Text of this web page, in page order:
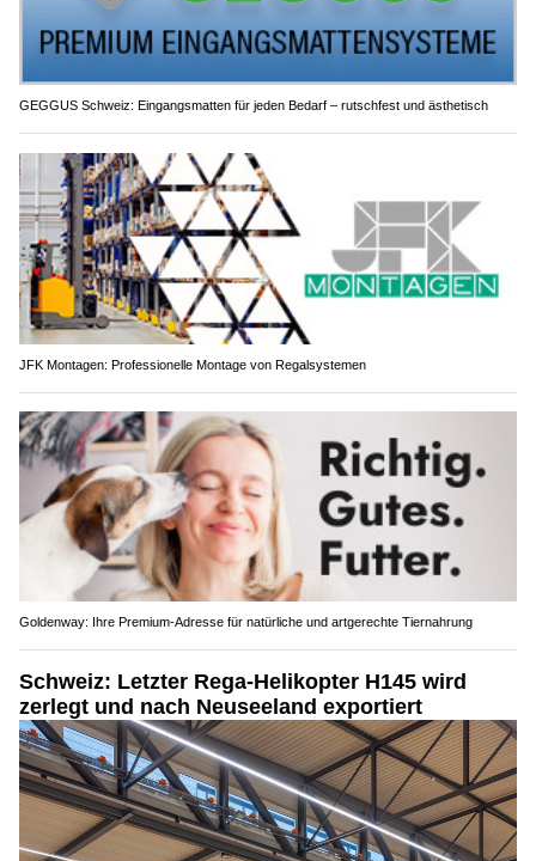
GEGGUS Schweiz: Eingangsmatten für jeden Bedarf – rutschfest und ästhetisch
JFK Montagen: Professionelle Montage von Regalsystemen
Goldenway: Ihre Premium-Adresse für natürliche und artgerechte Tiernahrung
Schweiz: Letzter Rega-Helikopter H145 wird
zerlegt und nach Neuseeland exportiert